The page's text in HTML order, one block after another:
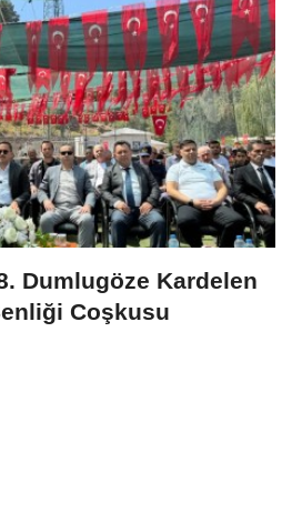
Dumlugöze Kardelen
Coşkusu